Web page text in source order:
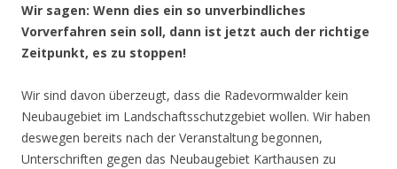
Wir sagen: Wenn dies ein so unverbindliches
Vorverfahren sein soll, dann ist jetzt auch der richtige
Zeitpunkt, es zu stoppen!
Wir sind davon überzeugt, dass die Radevormwalder kein
Neubaugebiet im Landschaftsschutzgebiet wollen. Wir haben
deswegen bereits nach der Veranstaltung begonnen,
Unterschriften gegen das Neubaugebiet Karthausen zu